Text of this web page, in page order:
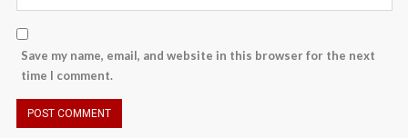
Save my name, email, and website in this browser for the next
time I comment.